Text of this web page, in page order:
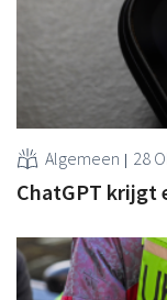
Algemeen 28
ChatGPT krijgt